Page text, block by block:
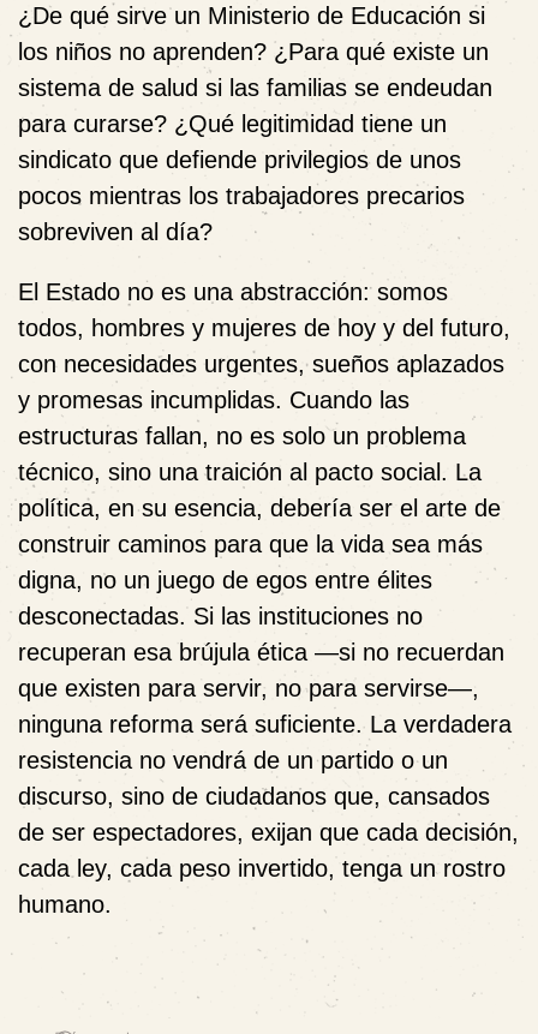
¿De qué sirve un Ministerio de Educación si
los niños no aprenden? ¿Para qué existe un
sistema de salud si las familias se endeudan
para curarse? ¿Qué legitimidad tiene un
sindicato que defiende privilegios de unos
pocos mientras los trabajadores precarios
sobreviven al día?
El Estado no es una abstracción:somos
todos, hombres y mujeres de hoy y del futuro,
con necesidades urgentes, sueños aplazados
y promesas incumplidas. Cuando las
estructuras fallan, no es solo un problema
técnico, sino una traición al pacto social. La
política, en su esencia, debería ser el arte de
construir caminos para que la vida sea más
digna, no un juego de egos entre élites
desconectadas. Si las instituciones no
recuperan esa brújula ética —si no recuerdan
que existen para servir, no para servirse—,
ninguna reforma será suficiente. La verdadera
resistencia no vendrá de un partido o un
discurso, sino de ciudadanos que, cansados
de ser espectadores, exijan que cada decisión,
cada ley, cada peso invertido, tenga un rostro
humano.